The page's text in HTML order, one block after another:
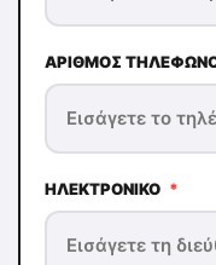
ΑΡΙΘΜΌΣ
ΗΛΕΚΤΡΟΝΙΚΌ *